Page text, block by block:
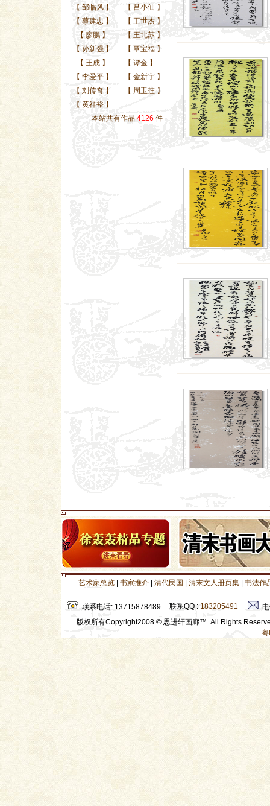
【 邹临风】 【 吕小仙 】
【 蔡建忠 】 【 王世杰 】
【 廖鹏】 【 王北苏 】
【 孙新强】 【 覃宝福 】
【 王成】 【 谭金 】
【 李爱平】 【 金新宇 】
【 刘传奇】 【 周玉拄 】
【 黄祥裕】
本站共有作品 4126 件
艺术家总览 书家推介 清代民国 清末文人册页集 书法作
联系电话: 13715878489 联系QQ : 183205491
版权所有Copyright2008 © 思进轩画廊™ All Rights